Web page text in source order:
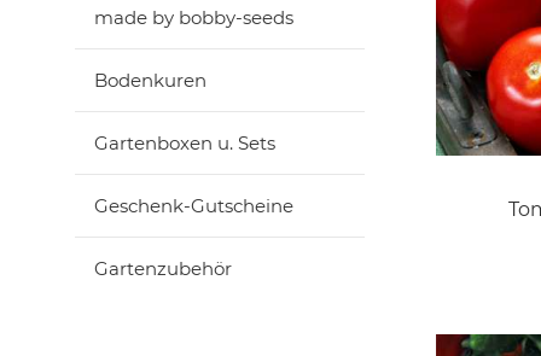
made by bobby-seeds
Bodenkuren
Gartenboxen u. Sets
Geschenk-Gutscheine
Gartenzubehör